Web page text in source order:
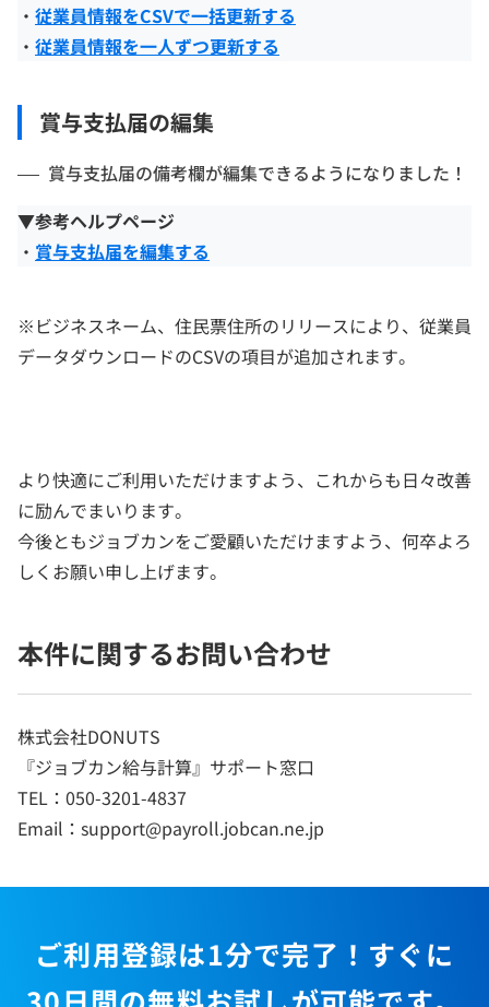
・ 従業員情報をCSVで一括更新する
・ 従業員情報を一人ずつ更新する
賞与支払届の編集
賞与支払届の備考欄が編集できるようになりました！
▼参考ヘルプページ
・ 賞与支払届を編集する
※ビジネスネーム、住民票住所のリリースにより、従業員
データダウンロードのCSVの項目が追加されます。
より快適にご利用いただけますよう、これからも日々改善
に励んでまいります。
今後ともジョブカンをご愛顧いただけますよう、何卒よろ
しくお願い申し上げます。
本件に関するお問い合わせ
株式会社DONUTS
『ジョブカン給与計算』サポート窓口
TEL：050-3201-4837
Email：support@payroll.jobcan.ne.jp
ご利用登録は1分で完了！すぐに